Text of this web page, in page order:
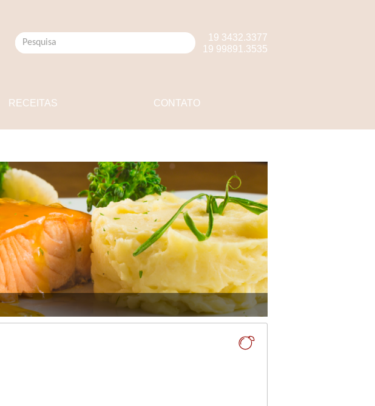
19 3432.3377
19 99891.3535
RECEITAS CONTATO